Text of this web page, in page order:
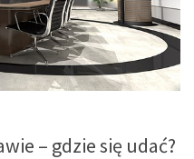
– gdzie się udać?